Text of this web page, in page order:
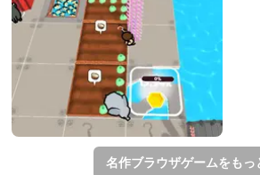
名作ブラウザゲームをもっ